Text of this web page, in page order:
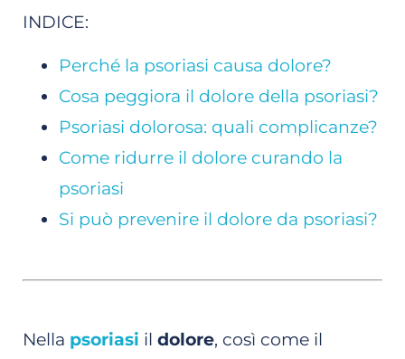
INDICE:
Perché la psoriasi causa dolore?
Cosa peggiora il dolore della psoriasi?
Psoriasi dolorosa: quali complicanze?
Come ridurre il dolore curando la
psoriasi
Si può prevenire il dolore da psoriasi?
Nella psoriasi il dolore, così come il